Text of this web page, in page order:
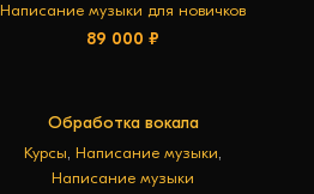
Написание музыки для новичков
89 000₽
В КОРЗИНУ
Обработка вокала
Курсы, Написание музыки,
Написание музыки